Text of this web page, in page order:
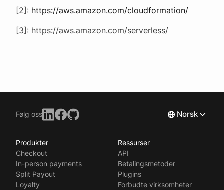
[2]: https://aws.amazon.com/cloudformation/
[3]: https://aws.amazon.com/serverless/
Følg oss Norsk
Svenska
Produkter
Checkout
In-person payments
Split Payout
Loyalty
Ressurser
API
Betalingsmetoder
Plugins
Forbudte virksomheter